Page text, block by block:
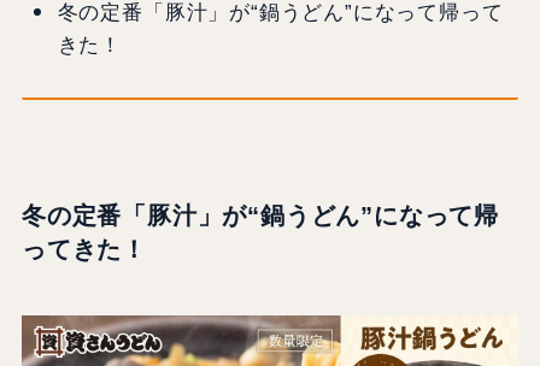
冬の定番「豚汁」が“鍋うどん”になって帰って
きた！
冬の定番「豚汁」が“鍋うどん”になって帰
ってきた！